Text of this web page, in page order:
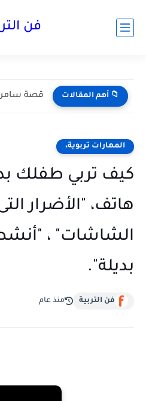
فن
📁 أهم المقالات
المهارات تربوية،
كيف تربي طفلك
هاتف، "الأضرار
الشاشات" ،
بديلة".
فن التربية منذ عام